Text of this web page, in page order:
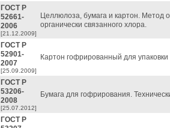
ГОСТ Р
52661-
2006
[21.12.2009]
Целлюлоза, бумага и картон. Метод
органически связанного хлора.
ГОСТ Р
52901-
2007
[25.09.2009]
Картон гофрированный для
ГОСТ Р
53206-
2008
[25.07.2012]
Бумага для гофрирования.
ГОСТ Р